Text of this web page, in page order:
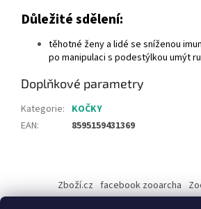
Důležité sdělení:
těhotné ženy a lidé se sníženou
po manipulaci s podestýlkou umýt
Doplňkové parametry
Kategorie: KOČKY
EAN: 8595159431369
p
Zboží.cz facebook zooarcha